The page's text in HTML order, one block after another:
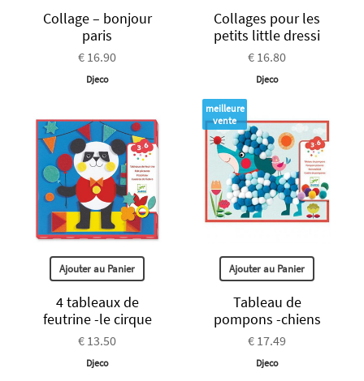
Collage – bonjour
paris
€ 16.90
Djeco
Collages pour les
petits little dressi
€ 16.80
Djeco
Ajouter au Panier
4 tableaux de
feutrine -le cirque
€ 13.50
Djeco
meilleure
vente
Ajouter au Panier
Tableau de
pompons -chiens
€ 17.49
Djeco